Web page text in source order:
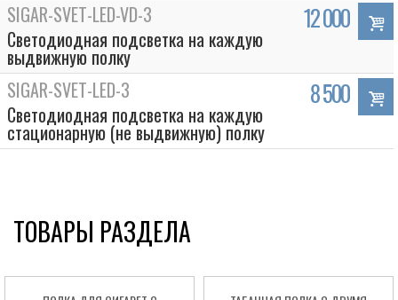
SIGAR-SVET-LED-VD-3
Светодиодная подсветка на каждую
выдвижную полку
12 000
SIGAR-SVET-LED-3
Светодиодная подсветка на каждую
стационарную (не выдвижную) полку
8 500
ТОВАРЫ РАЗДЕЛА